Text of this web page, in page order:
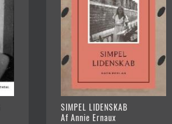
SIMPEL LIDENSKAB
Af Annie Ernaux